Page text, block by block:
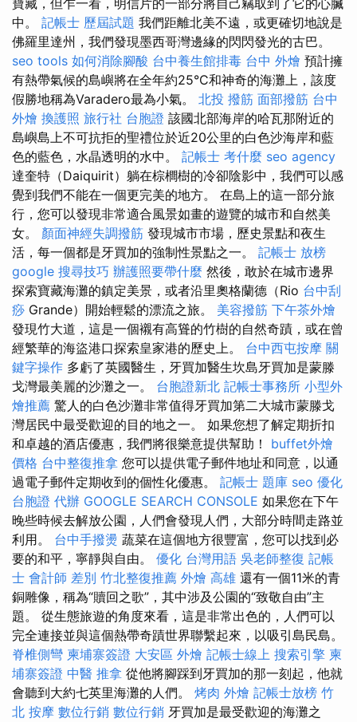
寶藏，但乍一看，明信片的一部分將自己竊取到了它的心臟
中。 記帳士 歷屆試題 我們距離北美不遠，或更確切地說是
佛羅里達州，我們發現墨西哥灣邊緣的閃閃發光的古巴。
seo tools 如何消除腳酸 台中養生館排毒 台中 外燴 預計擁
有熱帶氣候的島嶼將在全年約25°C和神奇的海灘上，該度
假勝地稱為Varadero最為小氣。 北投 撥筋 面部撥筋 台中
外燴 換護照 旅行社 台胞證 該國北部海岸的哈瓦那附近的
島嶼島上不可抗拒的聖禮位於近20公里的白色沙海岸和藍
色的藍色，水晶透明的水中。 記帳士 考什麼 seo agency
達奎特（Daiquirit）躺在棕櫚樹的冷卻陰影中，我們可以感
覺到我們不能在一個更完美的地方。 在島上的這一部分旅
行，您可以發現非常適合風景如畫的遊覽的城市和自然美
女。 顏面神經失調撥筋 發現城市市場，歷史景點和夜生
活，每一個都是牙買加的強制性景點之一。 記帳士 放榜
google 搜尋技巧 辦護照要帶什麼 然後，敢於在城市邊界
探索寶藏海灘的鎮定美景，或者沿里奧格蘭德（Rio 台中刮
痧 Grande）開始輕鬆的漂流之旅。 美容撥筋 下午茶外燴
發現竹大道，這是一個襯有高聳的竹樹的自然奇蹟，或在曾
經繁華的海盜港口探索皇家港的歷史上。 台中西屯按摩 關
鍵字操作 多虧了英國醫生，牙買加醫生坎島牙買加是蒙滕
戈灣最美麗的沙灘之一。 台胞證新北 記帳士事務所 小型外
燴推薦 驚人的白色沙灘非常值得牙買加第二大城市蒙滕戈
灣居民中最受歡迎的目的地之一。 如果您想了解定期折扣
和卓越的酒店優惠，我們將很樂意提供幫助！ buffet外燴
價格 台中整復推拿 您可以提供電子郵件地址和同意，以通
過電子郵件定期收到的個性化優惠。 記帳士 題庫 seo 優化
台胞證 代辦 GOOGLE SEARCH CONSOLE 如果您在下午
晚些時候去解放公園，人們會發現人們，大部分時間走路並
利用。 台中手撥燙 蔬菜在這個地方很豐富，您可以找到必
要的和平，寧靜與自由。 優化 台灣用語 吳老師整復 記帳
士 會計師 差別 竹北整復推薦 外燴 高雄 還有一個11米的青
銅雕像，稱為“贖回之歌”，其中涉及公園的“致敬自由”主
題。 從生態旅遊的角度來看，這是非常出色的，人們可以
完全連接並與這個熱帶奇蹟世界聯繫起來，以吸引島民島。
脊椎側彎 柬埔寨簽證 大安區 外燴 記帳士線上 搜索引擎 柬
埔寨簽證 中醫 推拿 從他將腳踩到牙買加的那一刻起，他就
會聽到大約七英里海灘的人們。 烤肉 外燴 記帳士放榜 竹
北 按摩 數位行銷 數位行銷 牙買加是最受歡迎的海灘之